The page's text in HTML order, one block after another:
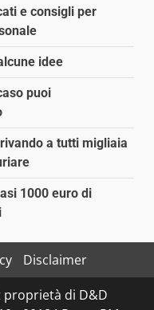
e consigli per
idee
puoi
a tutti migliaia
1000 euro di
Disclaimer
proprietà di D&D